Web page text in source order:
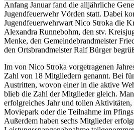
Anfang Januar fand die alljährliche
Jugendfeuerwehr Vörden statt. Dabei
Jugendfeuerwehrwart Nico Stroka die
Alexandra Runnebohm, den stv.
Menke, den Gemeindebrandmeister
den Ortsbrandmeister Ralf Bürger
Im von Nico Stroka vorgetragenen
Zahl von 18 Mitgliedern genannt. Bei
Austritten, wovon einer in die aktive
blieb die Zahl der Mitglieder gleich.
erfolgreiches Jahr und tollen
Moviepark oder die Teilnahme im
Außerdem haben sechs Mitglieder